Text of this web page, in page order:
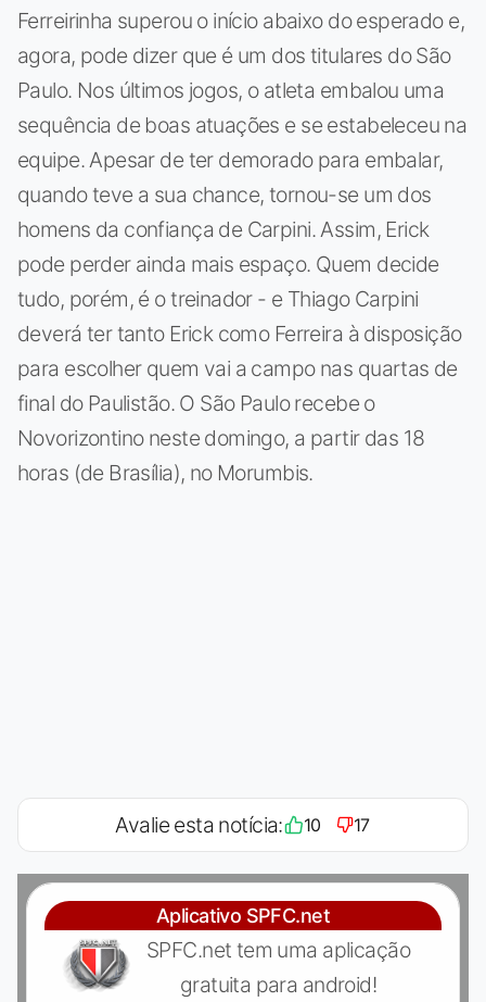
Ferreirinha superou o início abaixo do esperado e,
agora, pode dizer que é um dos titulares do São
Paulo. Nos últimos jogos, o atleta embalou uma
sequência de boas atuações e se estabeleceu na
equipe. Apesar de ter demorado para embalar,
quando teve a sua chance, tornou-se um dos
homens da confiança de Carpini. Assim, Erick
pode perder ainda mais espaço. Quem decide
tudo, porém, é o treinador - e Thiago Carpini
deverá ter tanto Erick como Ferreira à disposição
para escolher quem vai a campo nas quartas de
final do Paulistão. O São Paulo recebe o
Novorizontino neste domingo, a partir das 18
horas (de Brasília), no Morumbis.
Avalie esta notícia: 10 17
Aplicativo SPFC.net
SPFC.net tem uma aplicação
gratuita para android!